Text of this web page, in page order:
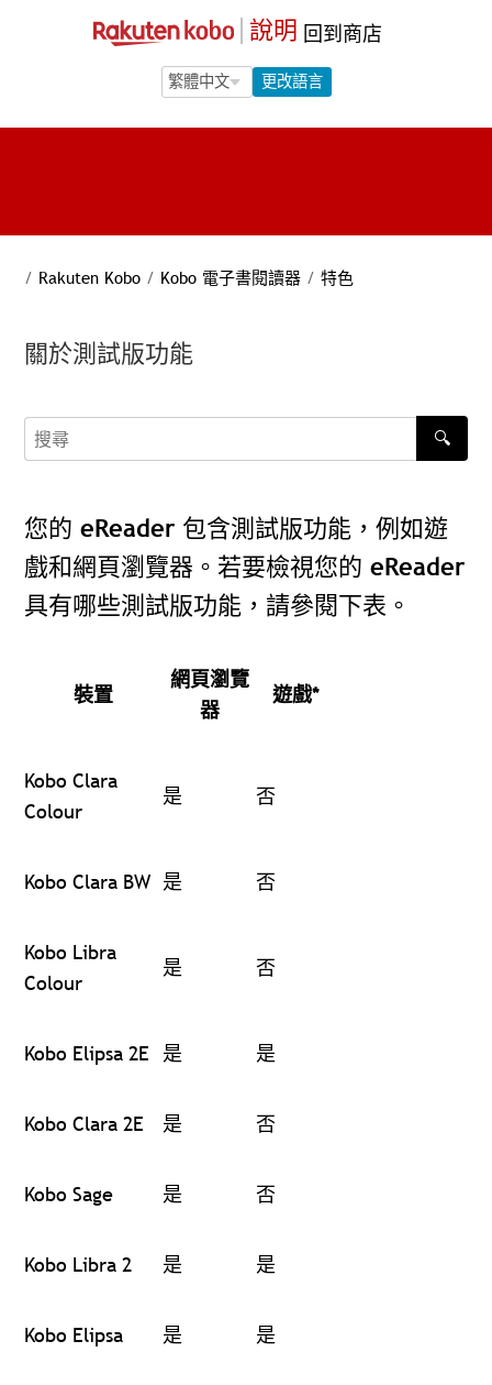
說明 回到商店
Language Selection
Language Selection
更改語言
/ Rakuten Kobo / Kobo 電子書閱讀器 / 特色
關於測試版功能
搜尋
🔍
您的 eReader 包含測試版功能，例如遊
戲和網頁瀏覽器。若要檢視您的 eReader
具有哪些測試版功能，請參閱下表。
裝置
網頁瀏覽
器
遊戲*
Kobo Clara
Colour
是 否
Kobo Clara BW 是 否
Kobo Libra
Colour
是 否
Kobo Elipsa 2E 是 是
Kobo Clara 2E 是 否
Kobo Sage 是 否
Kobo Libra 2 是 是
Kobo Elipsa 是 是